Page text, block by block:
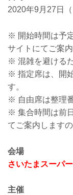
2020年9月27日
※ 開始時間は予
サイトにてご案内
※ 混雑を避ける
※ 指定席は、開
す。
※ 自由席は整理
※ 集合時間は前
てご案内します
会場
さいたまスーパ
主催